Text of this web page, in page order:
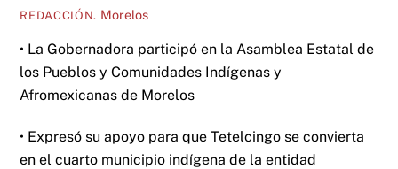
REDACCIÓN. Morelos
• La Gobernadora participó en la Asamblea Estatal de
los Pueblos y Comunidades Indígenas y
Afromexicanas de Morelos
• Expresó su apoyo para que Tetelcingo se convierta
en el cuarto municipio indígena de la entidad